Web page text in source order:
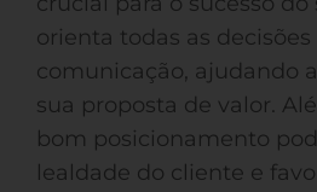
orienta todas as
comunicação, ajudando
sua proposta de valor.
bom posicionamento
lealdade do cliente e